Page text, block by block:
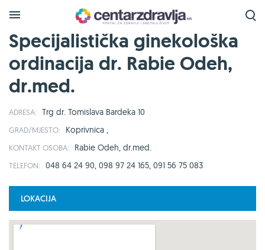
Specijalistička ginekološka
ordinacija dr. Rabie Odeh,
dr.med.
ADRESA: Trg dr. Tomislava Bardeka 10
GRAD/MJESTO: Koprivnica ,
KONTAKT OSOBA: Rabie Odeh, dr.med.
TELEFON: 048 64 24 90, 098 97 24 165, 091 56 75 083
LOKACIJA